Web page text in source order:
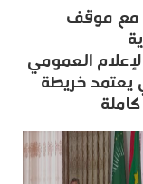
مع موقف
العمومي
يعتمد خريطة